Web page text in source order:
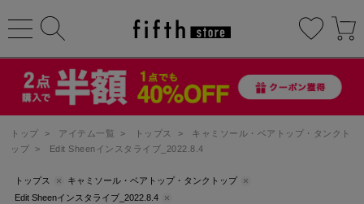
トップ > アイテム一覧 > トップス >
キャミソール・ベアトップ・タンクト
ップ
> Edit Sheenインスタライブ_2022.8.4
トップス
キャミソール・ベアトップ・タンクトップ
Edit Sheenインスタライブ_2022.8.4